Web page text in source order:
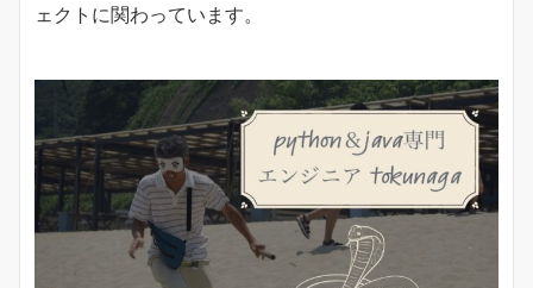
ェクトに関わっています。